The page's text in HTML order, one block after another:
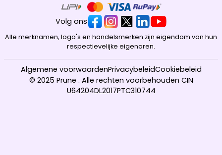
Volg ons
Alle merknamen, logo's en handelsmerken zijn eigendom van hun
respectievelijke eigenaren.
© 2025 Prune . Alle rechten voorbehouden CIN
U64204DL2017PTC310744
Algemene voorwaardenPrivacybeleidCookiebeleid